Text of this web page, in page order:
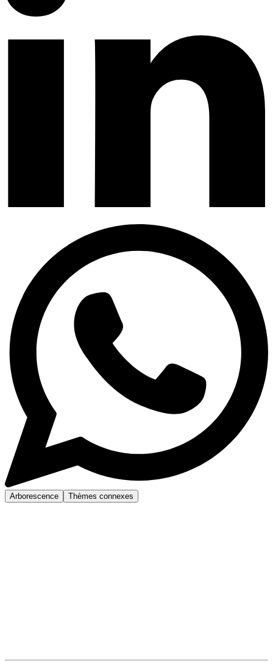
Arborescence Thèmes connexes